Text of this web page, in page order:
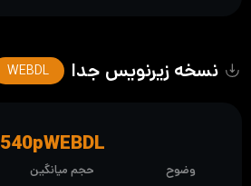
نسخه زیرنویس جدا WEBDL
وضوح حجم میانگین
540pWEBDL